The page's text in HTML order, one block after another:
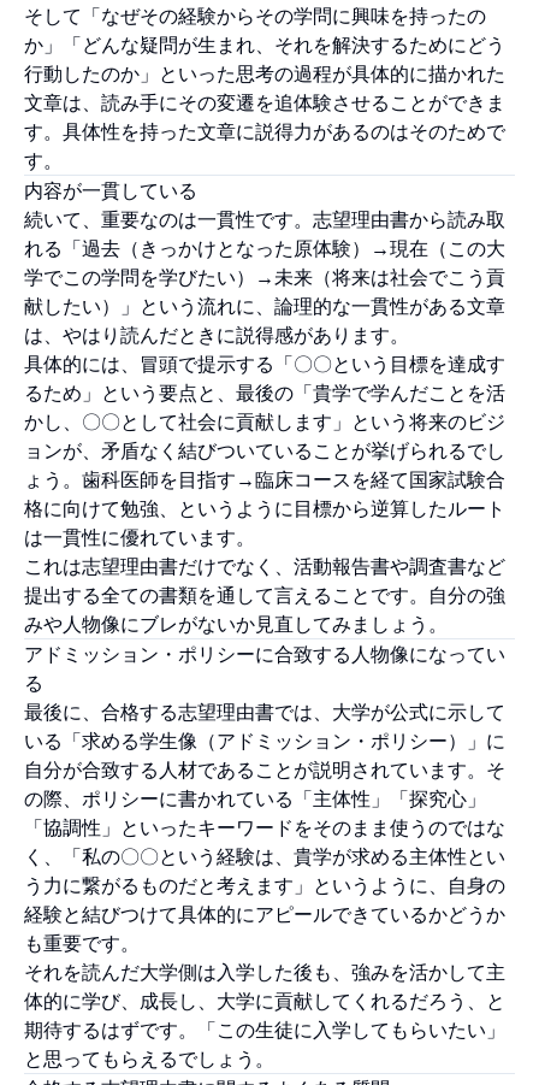
そして「なぜその経験からその学問に興味を持ったの
か」「どんな疑問が生まれ、それを解決するためにどう
行動したのか」といった思考の過程が具体的に描かれた
文章は、読み手にその変遷を追体験させることができま
す。具体性を持った文章に説得力があるのはそのためで
す。
内容が一貫している
続いて、重要なのは一貫性です。志望理由書から読み取
れる「過去（きっかけとなった原体験）→現在（この大
学でこの学問を学びたい）→未来（将来は社会でこう貢
献したい）」という流れに、論理的な一貫性がある文章
は、やはり読んだときに説得感があります。
具体的には、冒頭で提示する「〇〇という目標を達成す
るため」という要点と、最後の「貴学で学んだことを活
かし、〇〇として社会に貢献します」という将来のビジ
ョンが、矛盾なく結びついていることが挙げられるでし
ょう。歯科医師を目指す→臨床コースを経て国家試験合
格に向けて勉強、というように目標から逆算したルート
は一貫性に優れています。
これは志望理由書だけでなく、活動報告書や調査書など
提出する全ての書類を通して言えることです。自分の強
みや人物像にブレがないか見直してみましょう。
アドミッション・ポリシーに合致する人物像になってい
る
最後に、合格する志望理由書では、大学が公式に示して
いる「求める学生像（アドミッション・ポリシー）」に
自分が合致する人材であることが説明されています。そ
の際、ポリシーに書かれている「主体性」「探究心」
「協調性」といったキーワードをそのまま使うのではな
く、「私の〇〇という経験は、貴学が求める主体性とい
う力に繋がるものだと考えます」というように、自身の
経験と結びつけて具体的にアピールできているかどうか
も重要です。
それを読んだ大学側は入学した後も、強みを活かして主
体的に学び、成長し、大学に貢献してくれるだろう、と
期待するはずです。「この生徒に入学してもらいたい」
と思ってもらえるでしょう。